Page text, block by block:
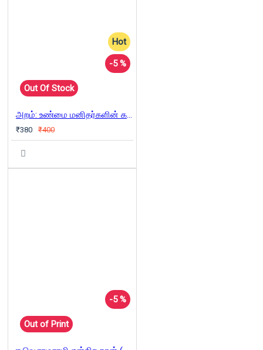
Hot
-5 %
Out Of Stock
அறம்: உண்மை மனிதர்களின் கதைகள்
₹380 ₹400
-5 %
Out of Print